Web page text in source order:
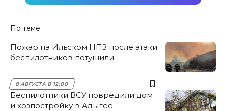
По теме
Пожар на Ильском НПЗ после атаки
беспилотников потушили
8 АВГУСТА В 12:00
Беспилотники ВСУ повредили дом
и хозпостройку в Адыгее